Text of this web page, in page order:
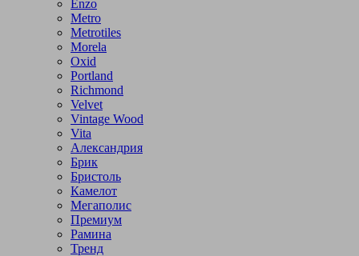
Enzo
Metro
Metrotiles
Morela
Oxid
Portland
Richmond
Velvet
Vintage Wood
Vita
Александрия
Брик
Бристоль
Камелот
Мегаполис
Премиум
Рамина
Тренд